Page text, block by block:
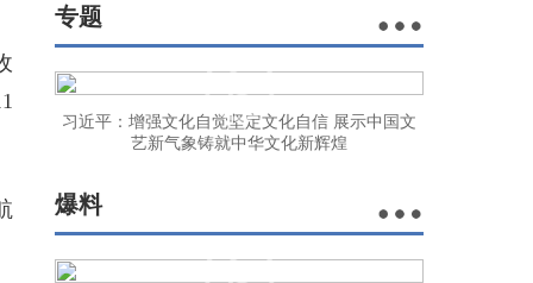
专题
习近平：增强文化自觉坚定文化自信 展示中国文
艺新气象铸就中华文化新辉煌
爆料